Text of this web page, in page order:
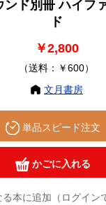
ンド別冊 ハイフ
ド
￥2,800
（送料：￥600）
文月書房
単品スピード注文
かごに入れる
本に追加（ログイン